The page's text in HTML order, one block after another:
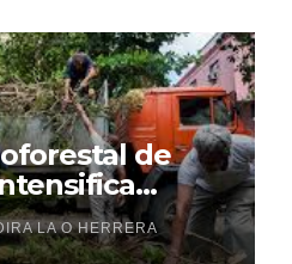
de
LA O HERRERA